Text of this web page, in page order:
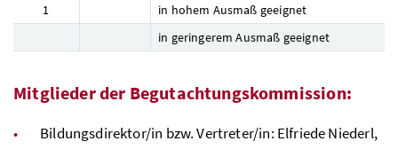
1
in hohem Ausmaß geeignet
in geringerem Ausmaß geeignet
Mitglieder der Begutachtungskommission:
Bildungsdirektor/in bzw.Vertreter/in: Elfriede Niederl,